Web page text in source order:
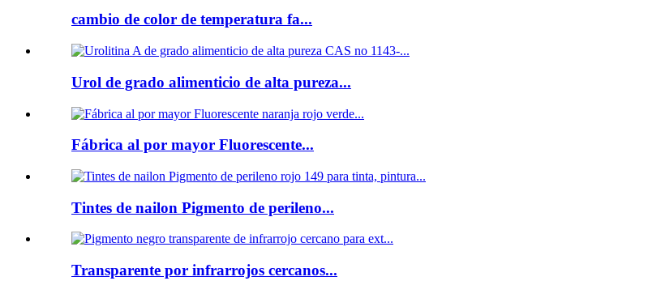
cambio de color de temperatura fa...
Urol de grado alimenticio de alta pureza...
Fábrica al por mayor Fluorescente...
Tintes de nailon Pigmento de perileno...
Transparente por infrarrojos cercanos...